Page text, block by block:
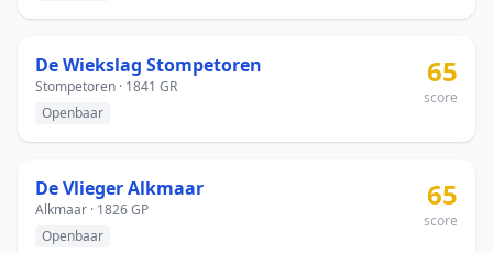
De Wiekslag Stompetoren
Stompetoren · 1841 GR
Openbaar
65
score
De Vlieger Alkmaar
Alkmaar · 1826 GP
Openbaar
65
score